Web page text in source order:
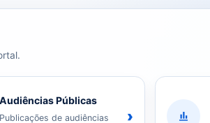
Audiências Públicas
Publicações de audiências
›